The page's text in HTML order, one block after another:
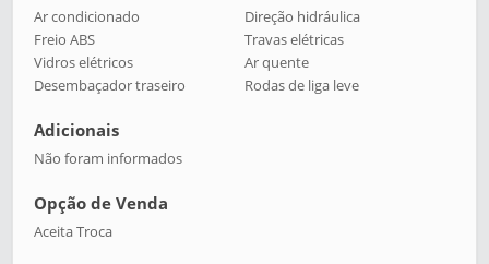
Ar condicionado
Direção hidráulica
Freio ABS
Travas elétricas
Vidros elétricos
Ar quente
Desembaçador traseiro
Rodas de liga leve
Adicionais
Não foram informados
Opção de Venda
Aceita Troca